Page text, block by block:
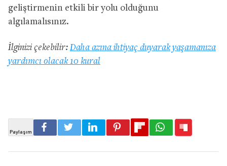
geliştirmenin etkili bir yolu olduğunu
algılamalısınız.
İlginizi çekebilir: Daha azına ihtiyaç duyarak yaşamanıza
yardımcı olacak 10 kural